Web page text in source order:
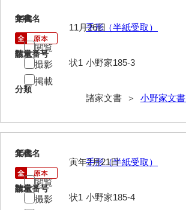
江崎浦越荷方頭取
近代公職
巻子等
影山家文書
梶山家文書
鍛冶利吉文書
14
文書名
手形（半紙受取）
請求番号
小野家185-3
分類
諸家文書 ＞ 小野家文書
年代
11月26日
数量
状1
閲覧
撮影
掲載
15
文書名
手形（半紙受取）
請求番号
小野家185-4
年代
寅年2月21日
数量
状1
閲覧
撮影